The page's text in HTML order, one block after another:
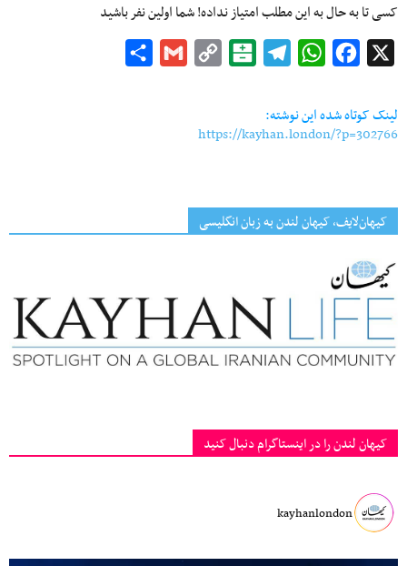
کسی تا به حال به این مطلب امتیاز نداده! شما اولین نفر باشید
Facebook
WhatsApp
Telegram
Balatarin
Copy
Gmail
لینک کوتاه شده این نوشته:
https://kayhan.london/?p=302766
کیهان‌لایف، کیهان لندن به زبان انگلیسی
کیهان لندن را در اینستاگرام دنبال کنید
kayhanlondon